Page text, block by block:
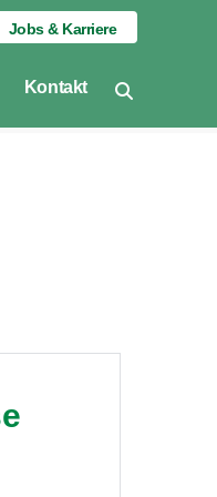
Jobs & Karriere
Kontakt